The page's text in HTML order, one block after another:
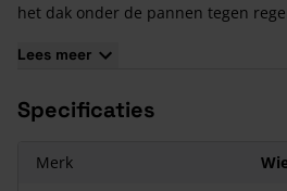
het dak onder de pannen tegen
dakpannen aan de kopgevel op te
Lees meer
Specificaties
Merk